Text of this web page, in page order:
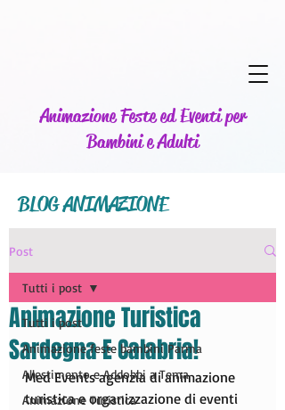
Animazione Feste ed Eventi per
Bambini e Adulti
BLOG ANIMAZIONE
Post
Tutti i post
Animazione feste bambini Parma
Allestimento e Addobbi a Tema
Animazione Turistica
Tutti i post
Animazione Turistica
Sardegna E Calabria!
Med Events agenzia di animazione
turistica e organizzazione di eventi